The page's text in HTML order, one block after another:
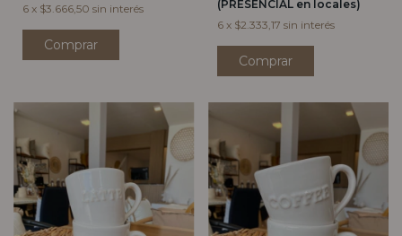
6 x $3.666,50 sin interés
(PRESENCIAL en locales)
6 x $2.333,17 sin interés